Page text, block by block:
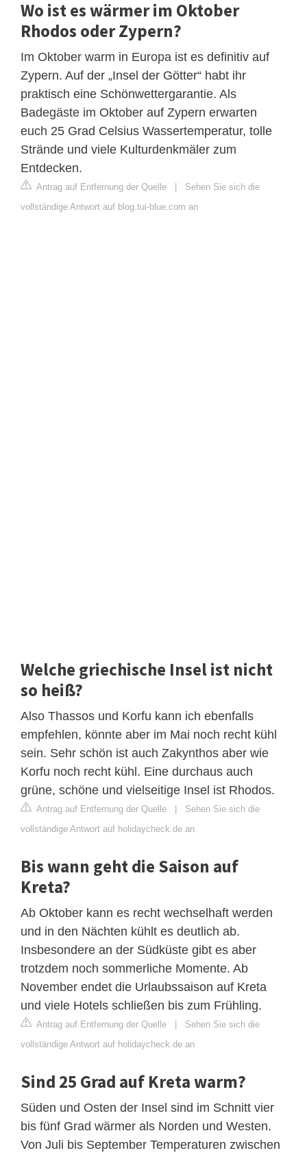
Wo ist es wärmer im Oktober
Rhodos oder Zypern?
Im Oktober warm in Europa ist es definitiv auf
Zypern. Auf der „Insel der Götter“ habt ihr
praktisch eine Schönwettergarantie. Als
Badegäste im Oktober auf Zypern erwarten
euch 25 Grad Celsius Wassertemperatur, tolle
Strände und viele Kulturdenkmäler zum
Entdecken.
Antrag auf Entfernung der Quelle | Sehen Sie sich die
vollständige Antwort auf blog.tui-blue.com an
Welche griechische Insel ist nicht
so heiß?
Also Thassos und Korfu kann ich ebenfalls
empfehlen, könnte aber im Mai noch recht kühl
sein. Sehr schön ist auch Zakynthos aber wie
Korfu noch recht kühl. Eine durchaus auch
grüne, schöne und vielseitige Insel ist Rhodos.
Antrag auf Entfernung der Quelle | Sehen Sie sich die
vollständige Antwort auf holidaycheck.de an
Bis wann geht die Saison auf
Kreta?
Ab Oktober kann es recht wechselhaft werden
und in den Nächten kühlt es deutlich ab.
Insbesondere an der Südküste gibt es aber
trotzdem noch sommerliche Momente. Ab
November endet die Urlaubssaison auf Kreta
und viele Hotels schließen bis zum Frühling.
Antrag auf Entfernung der Quelle | Sehen Sie sich die
vollständige Antwort auf holidaycheck.de an
Sind 25 Grad auf Kreta warm?
Süden und Osten der Insel sind im Schnitt vier
bis fünf Grad wärmer als Norden und Westen.
Von Juli bis September Temperaturen zwischen